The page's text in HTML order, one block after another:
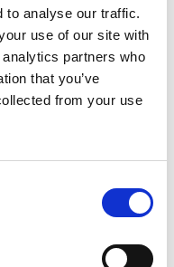
to analyse our traffic.
use of our site with
partners who
that you’ve
from your use
majica s izrezom u